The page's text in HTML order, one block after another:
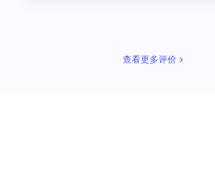
查看更多评价